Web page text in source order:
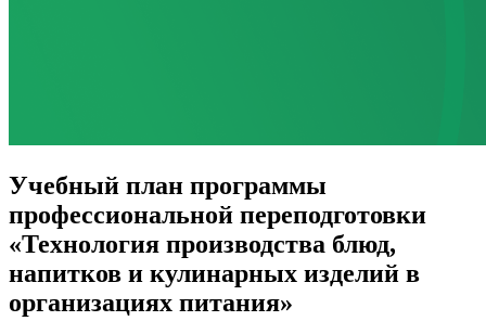
Учебный план программы
профессиональной переподготовки
«Технология производства блюд,
напитков и кулинарных изделий в
организациях питания»